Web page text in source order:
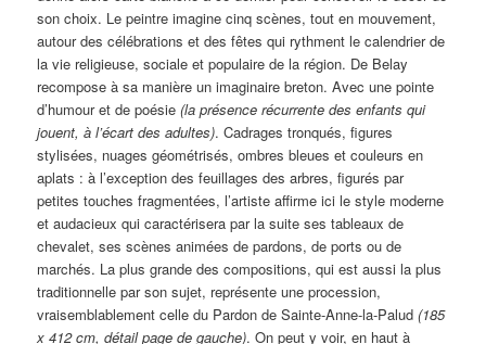
son choix. Le peintre imagine cinq scènes, tout en mouvement,
autour des célébrations et des fêtes qui rythment le calendrier de
la vie religieuse, sociale et populaire de la région. De Belay
recompose à sa manière un imaginaire breton. Avec une pointe
d’humour et de poésie(la présence récurrente des enfants qui
jouent, à l’écart des adultes). Cadrages tronqués, figures
stylisées, nuages géométrisés, ombres bleues et couleurs en
aplats : à l’exception des feuillages des arbres, figurés par
petites touches fragmentées, l’artiste affirme ici le style moderne
et audacieux qui caractérisera par la suite ses tableaux de
chevalet, ses scènes animées de pardons, de ports ou de
marchés. La plus grande des compositions, qui est aussi la plus
traditionnelle par son sujet, représente une procession,
vraisemblablement celle du Pardon de Sainte-Anne-la-Palud(185
x 412 cm, détail page de gauche). On peut y voir, en haut à